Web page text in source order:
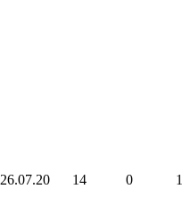
26.07.20 14 0 1